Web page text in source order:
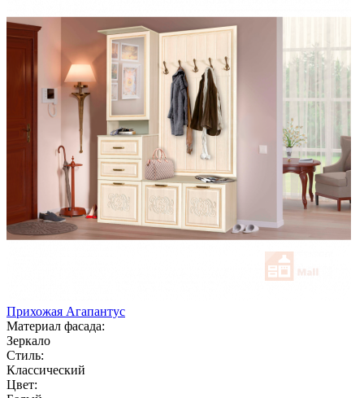
Прихожая Агапантус
Материал фасада:
Зеркало
Стиль:
Классический
Цвет: